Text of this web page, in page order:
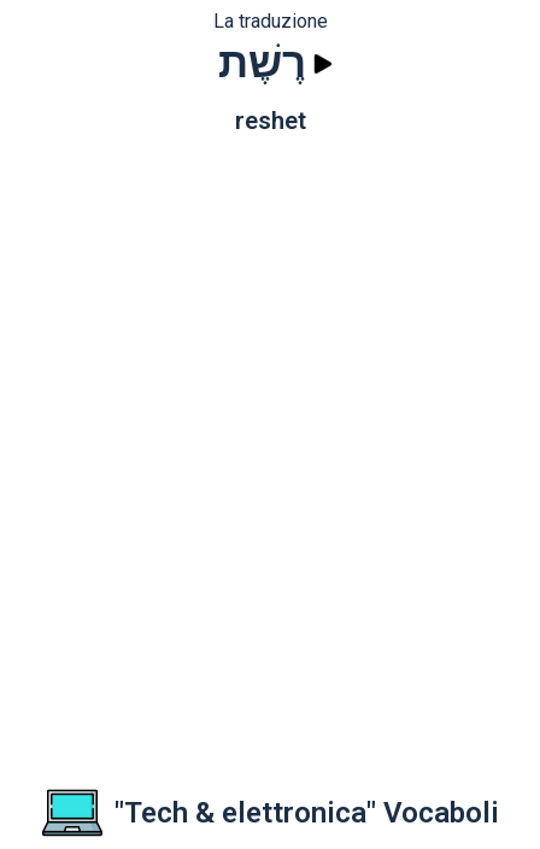
La traduzione
רֶשֶׁת
reshet
"Tech & elettronica" Vocaboli